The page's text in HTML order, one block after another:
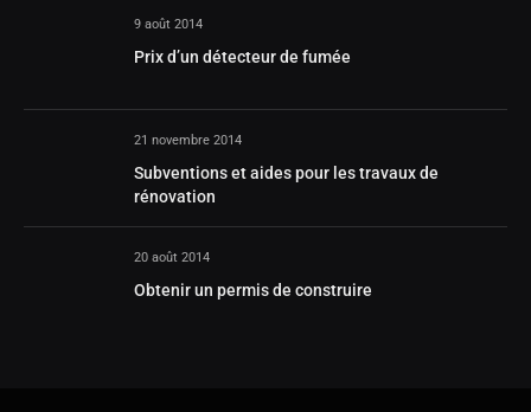
9 août 2014
Prix d’un détecteur de fumée
21 novembre 2014
Subventions et aides pour les travaux de
rénovation
20 août 2014
Obtenir un permis de construire